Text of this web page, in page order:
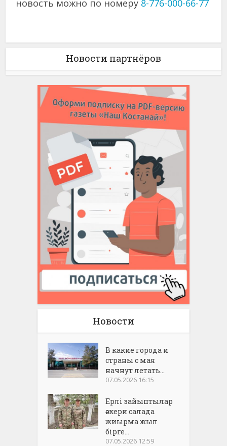
новость можно по номеру 8-776-000-66-77
Новости партнёров
Новости
В какие города и
страны с мая
начнут летать...
07.05.2026 16:15
Ерлі зайыптылар
әскери салада
жиырма жыл
бірге...
07.05.2026 12:59